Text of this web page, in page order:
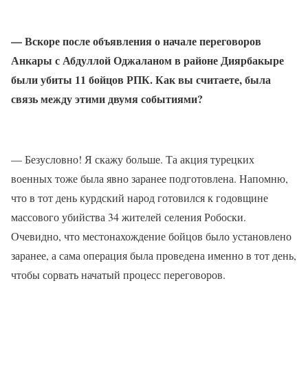
— Вскоре после объявления о начале переговоров
Анкары с Абдуллой Оджаланом в районе Диярбакыре
были убиты 11 бойцов РПК. Как вы считаете, была
связь между этими двумя событиями?
— Безусловно! Я скажу больше. Та акция турецких
военных тоже была явно заранее подготовлена. Напомню,
что в тот день курдский народ готовился к годовщине
массового убийства 34 жителей селения Робоски.
Очевидно, что местонахождение бойцов было установлено
заранее, а сама операция была проведена именно в тот день,
чтобы сорвать начатый процесс переговоров.